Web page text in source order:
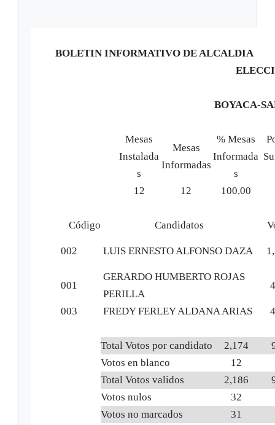
BOLETIN INFORMATIVO DE ALCALDIA
BOYACA-
Mesas
Instalada
s
Mesas
Informadas
% Mesas
Informada
s
12
12 100.00
Código Candidatos
002 LUIS ERNESTO ALFONSO DAZA
001
GERARDO HUMBERTO ROJAS
PERILLA
003 FREDY FERLEY ALDANA ARIAS
Total Votos por candidato 2,174
Votos en blanco
12
Total Votos validos
2,186
Votos nulos
32
Votos no marcados
31